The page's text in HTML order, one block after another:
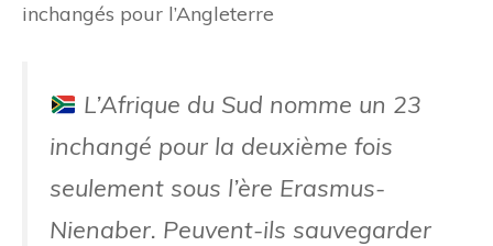
inchangés pour l’Angleterre
L’Afrique du Sud nomme un 23
inchangé pour la deuxième fois
seulement sous l’ère Erasmus-
Nienaber. Peuvent-ils sauvegarder